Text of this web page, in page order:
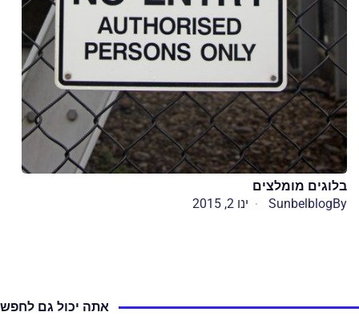
בלוגים מומלצים
By
Sunbelblog ינו 2, 2015
אתה יכול גם לחפש